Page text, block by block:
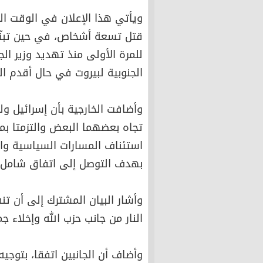
ويأتي هذا الإعلان في الوقت
قتل تسعة أشخاص، في حين
للمرة الأولى منذ تهديد
الجنوبية لبيروت في حال أقدم
وأضافت الخارجية بأن إسرائيل
تجاه بعضهما البعض والتزمتا
بهدف التوصل إلى اتفاق
وأشار البيان المشترك إلى
النار من جانب حزب الله
وأضاف أن الجانبين اتفقا،